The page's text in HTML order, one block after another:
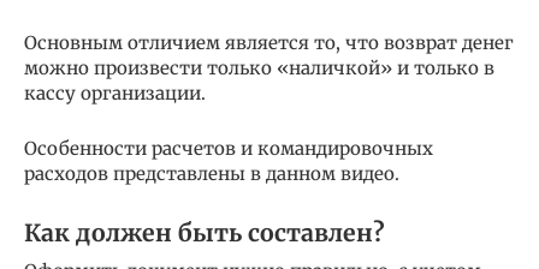
Основным отличием является то, что возврат денег
можно произвести только «наличкой» и только в
кассу организации.
Особенности расчетов и командировочных
расходов представлены в данном видео.
Как должен быть составлен?